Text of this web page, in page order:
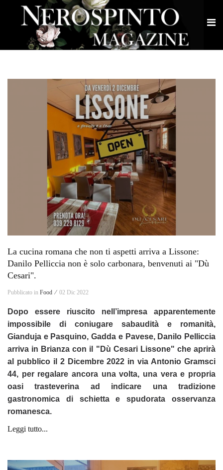
La cucina romana che non ti aspetti arriva a Lissone:
Danilo Pelliccia non è solo carbonara, benvenuti ai "Dù
Cesari".
Pubblicato in Food ⁄ 02 Dic 2022
Dopo essere riuscito nell’impresa apparentemente
impossibile di coniugare sabaudità e romanità,
Gianduja e Pasquino, Gadda e Pavese, Danilo Pelliccia
arriva in Brianza con il "Dù Cesari Lissone" che aprirà
al pubblico il 2 Dicembre 2022 in via Antonio Gramsci
44, per regalare ancora una volta, una vera e propria
oasi trasteverina ad indicare una tradizione
gastronomica di schietta e spudorata osservanza
romanesca.
Leggi tutto...